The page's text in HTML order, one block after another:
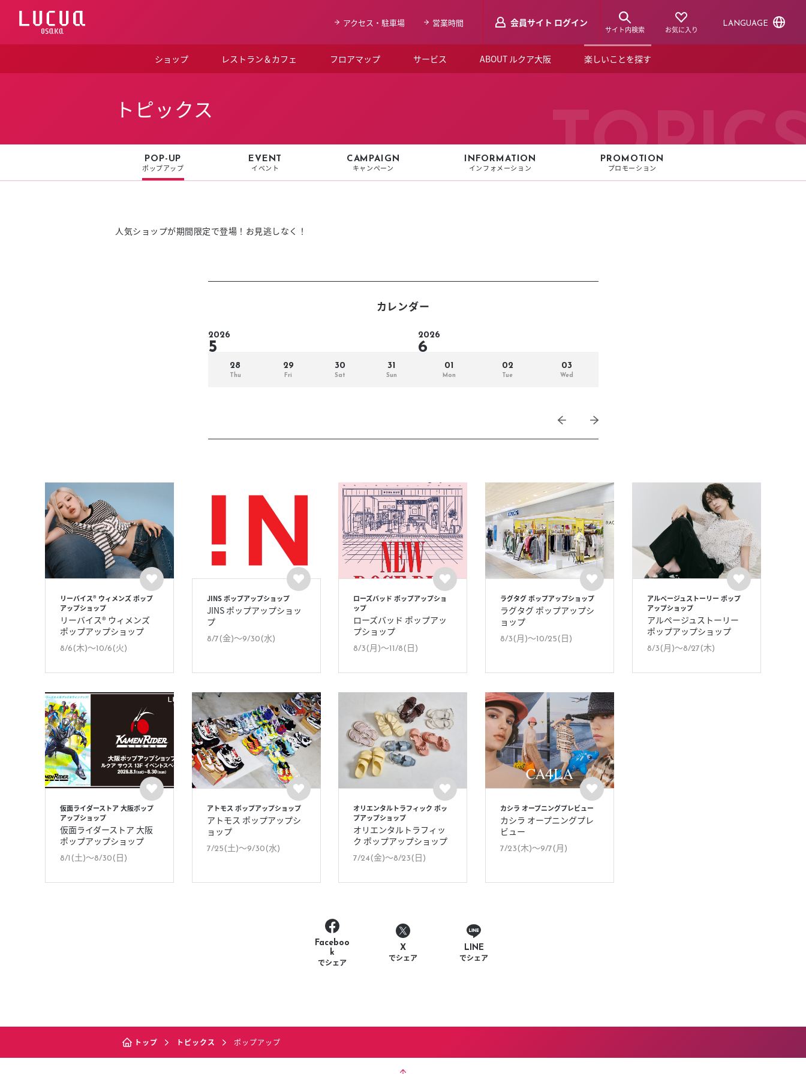
ス
アクセス・駐車場 営業時間 会員サイト ログイン
サイト内検索 お気に入り
LANGUAGE
ショップ レストラン＆カフェ フロアマップ サービス ABOUT ルクア大阪
よくあるご質問
お知らせ
楽しいことを探す
ショップニュース
ルクアスタイル
デジタルブック
トピックス
POP-UP
ポップアップ
EVENT
イベント
CAMPAIGN
キャンペーン
INFORMATION
インフォメーション
PROMOTION
プロモーション
人気ショップが期間限定で登場！お見逃しなく！
カレンダー
2026
5
28
Thu
29
Fri
30
Sat
31
Sun
2026
6
01
Mon
02
Tue
03
Wed
リーバイス® ウィメンズ ポップ
アップショップ
リーバイス® ウィメンズ
ポップアップショップ
8/6(木)〜10/6(火)
JINS ポップアップショップ
JINS ポップアップショッ
プ
8/7(金)〜9/30(水)
ローズバッド ポップアップショ
ップ
ローズバッド ポップアッ
プショップ
8/3(月)〜11/8(日)
ラグタグ ポップアップショップ
ラグタグ ポップアップシ
ョップ
8/3(月)〜10/25(日)
アルページュストーリー ポップ
アップショップ
アルページュストーリー
ポップアップショップ
8/3(月)〜8/27(木)
仮面ライダーストア 大阪ポップ
アップショップ
仮面ライダーストア 大阪
ポップアップショップ
8/1(土)〜8/30(日)
アトモス ポップアップショップ
アトモス ポップアップシ
ョップ
7/25(土)〜9/30(水)
オリエンタルトラフィック ポッ
プアップショップ
オリエンタルトラフィッ
ク ポップアップショップ
7/24(金)〜8/23(日)
カシラ オープニングプレビュー
カシラ オープニングプレ
ビュー
7/23(木)〜9/7(月)
Faceboo
k
でシェア
X
でシェア
LINE
でシェア
トップ トピックス ポップアップ